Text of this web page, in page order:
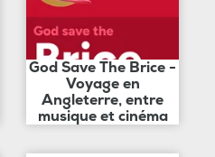
God Save The Brice -
Voyage en
Angleterre, entre
musique et cinéma